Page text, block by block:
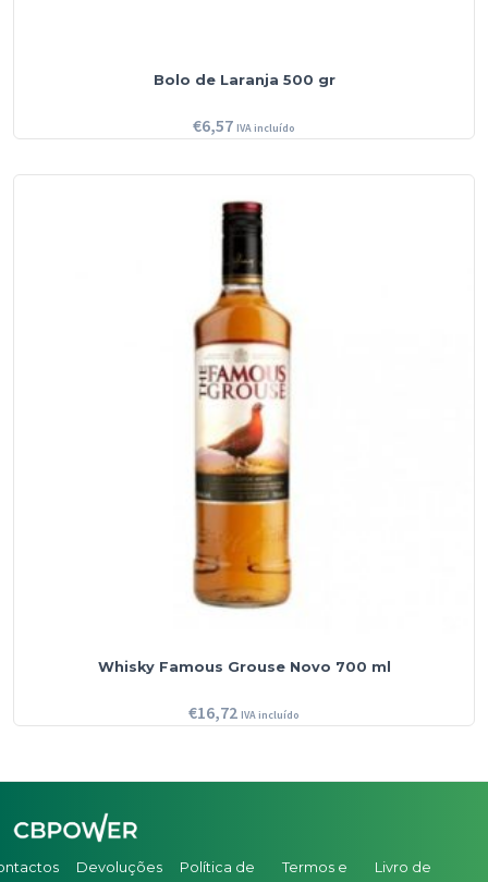
Bolo de Laranja 500 gr
€6,57 IVA incluído
Whisky Famous Grouse Novo 700 ml
€16,72 IVA incluído
Devoluções Política de Termos e Livro de